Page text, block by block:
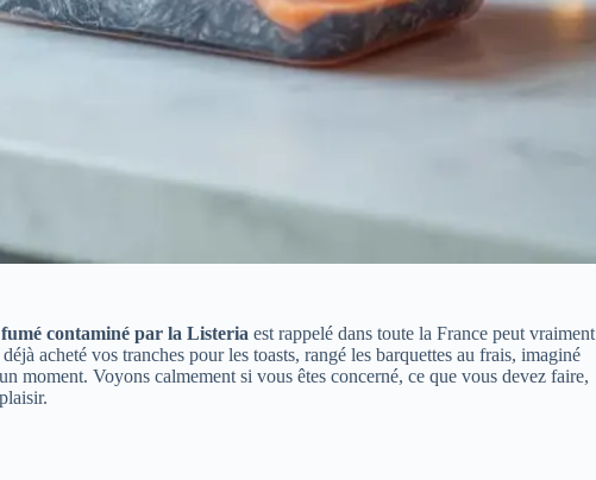
contaminé par la Listeria est rappelé dans toute la France peut vraiment
acheté vos tranches pour les toasts, rangé les barquettes au frais, imaginé
moment. Voyons calmement si vous êtes concerné, ce que vous devez faire,